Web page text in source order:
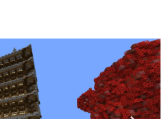
き明かしていく、硬派で骨太な評論連載
日本語
」「ラスボス」… ゲームにまつわる言葉
遷を、コンピューター文化史研究家・タ
査。